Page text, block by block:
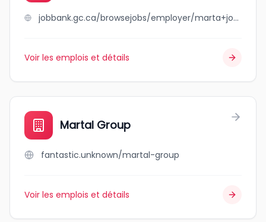
jobbank.gc.ca/browsejobs/employer/marta+joanna+czerner/ca
Voir les emplois et détails
Martal Group
fantastic.unknown/martal-group
Voir les emplois et détails